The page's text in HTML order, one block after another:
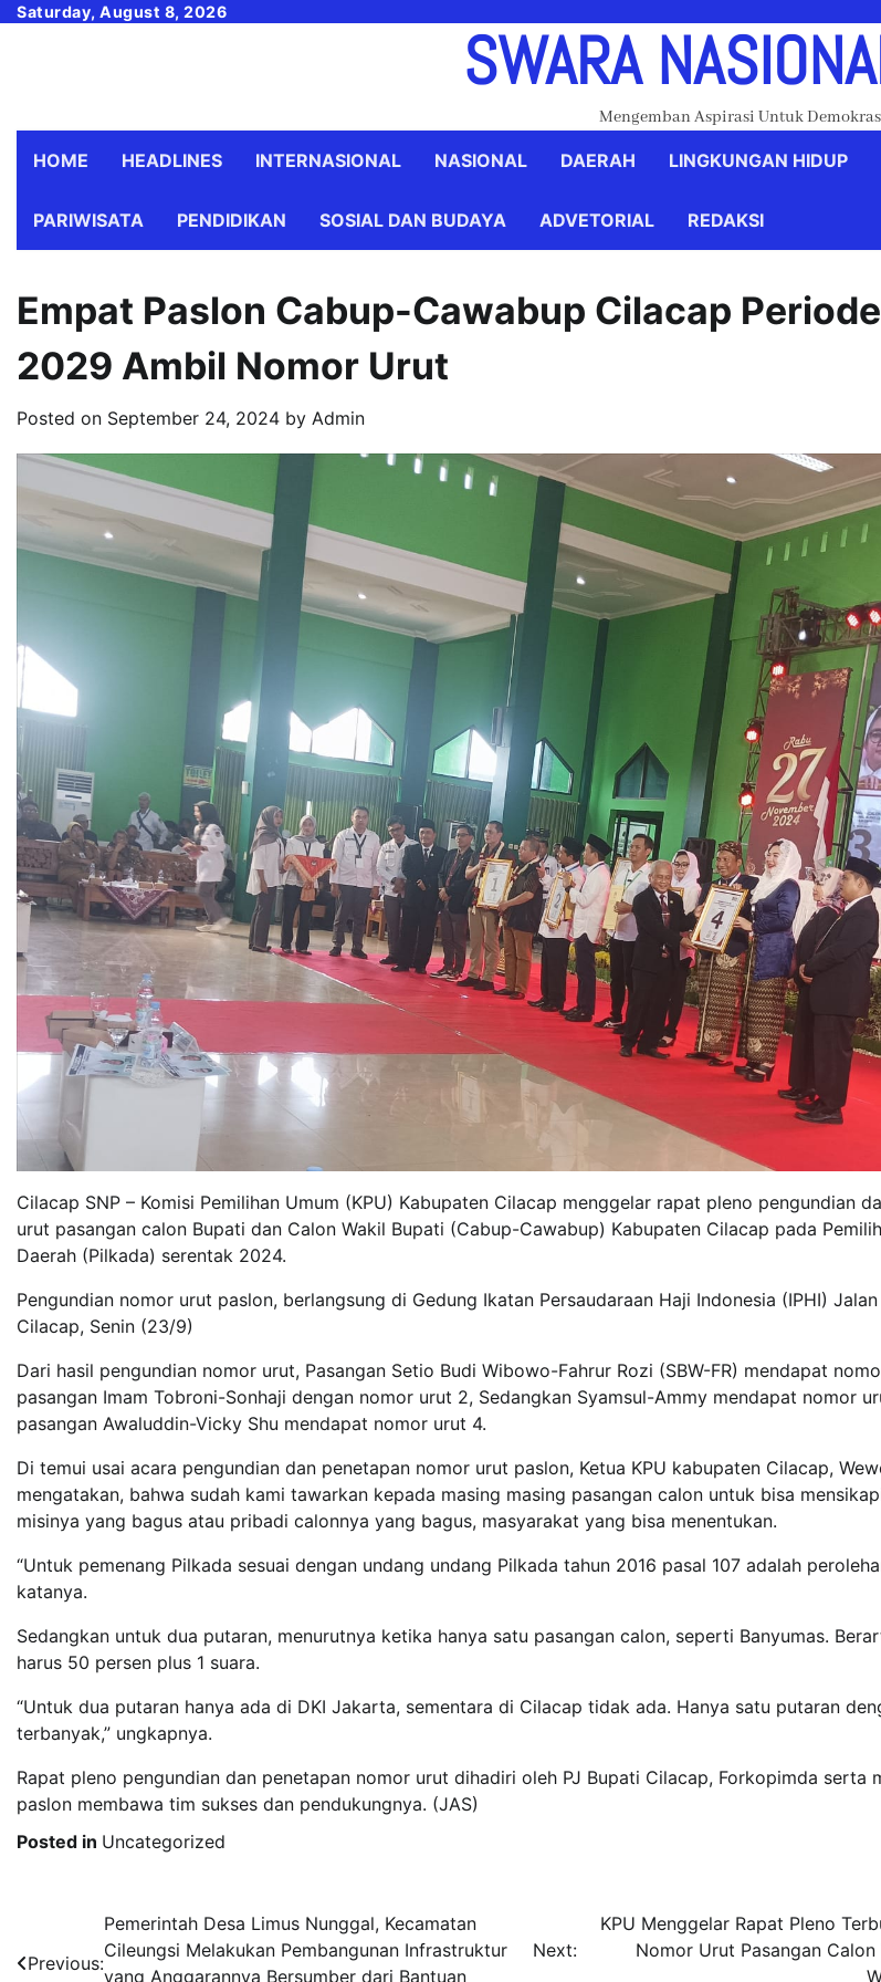
SkipSaturday, August 8, 2026
SWARA
Mengemban Aspirasi Untuk
HOME HEADLINES INTERNASIONAL NASIONAL DAERAH LINGKUNGAN HIDUP
PARIWISATA PENDIDIKAN SOSIAL DAN BUDAYA ADVETORIAL REDAKSI
Empat Paslon Cabup-Cawabup Cilacap
2029 Ambil Nomor Urut
Posted on September 24, 2024 by Admin
Cilacap SNP – Komisi Pemilihan Umum (KPU) Kabupaten Cilacap menggelar rapat pleno pengundian
urut pasangan calon Bupati dan Calon Wakil Bupati (Cabup-Cawabup) Kabupaten Cilacap pada
Daerah (Pilkada) serentak 2024.
Pengundian nomor urut paslon, berlangsung di Gedung Ikatan Persaudaraan Haji Indonesia (IPHI) Jalan
Cilacap, Senin (23/9)
Dari hasil pengundian nomor urut, Pasangan Setio Budi Wibowo-Fahrur Rozi (SBW-FR) mendapat
pasangan Imam Tobroni-Sonhaji dengan nomor urut 2, Sedangkan Syamsul-Ammy mendapat nomor
pasangan Awaluddin-Vicky Shu mendapat nomor urut 4.
Di temui usai acara pengundian dan penetapan nomor urut paslon, Ketua KPU kabupaten Cilacap,
mengatakan, bahwa sudah kami tawarkan kepada masing masing pasangan calon untuk bisa
misinya yang bagus atau pribadi calonnya yang bagus, masyarakat yang bisa menentukan.
“Untuk pemenang Pilkada sesuai dengan undang undang Pilkada tahun 2016 pasal 107 adalah
katanya.
Sedangkan untuk dua putaran, menurutnya ketika hanya satu pasangan calon, seperti Banyumas.
harus 50 persen plus 1 suara.
“Untuk dua putaran hanya ada di DKI Jakarta, sementara di Cilacap tidak ada. Hanya satu putaran
terbanyak,” ungkapnya.
Rapat pleno pengundian dan penetapan nomor urut dihadiri oleh PJ Bupati Cilacap, Forkopimda serta
paslon membawa tim sukses dan pendukungnya. (JAS)
Posted in Uncategorized
navigation
Previous:
Pemerintah Desa Limus Nunggal, Kecamatan
Cileungsi Melakukan Pembangunan Infrastruktur
yang Anggarannya Bersumber dari Bantuan
Next:
KPU Menggelar Rapat Pleno
Nomor Urut Pasangan